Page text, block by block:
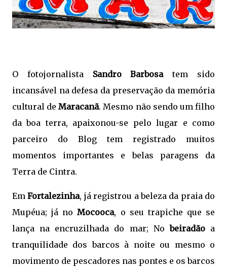
O fotojornalista Sandro Barbosatem sido
incansável na defesa da preservação da memória
cultural deMaracanã. Mesmo não sendo um filho
da boa terra, apaixonou-se pelo lugar e como
parceiro do Blog tem registrado muitos
momentos importantes e belas paragens da
Terra de Cintra.
EmFortalezinha, já registrou a beleza da praia do
Mupéua; já noMocooca, o seu trapiche que se
lança na encruzilhada do mar; Nobeiradãoa
tranquilidade dos barcos à noite ou mesmo o
movimento de pescadores nas pontes e os barcos